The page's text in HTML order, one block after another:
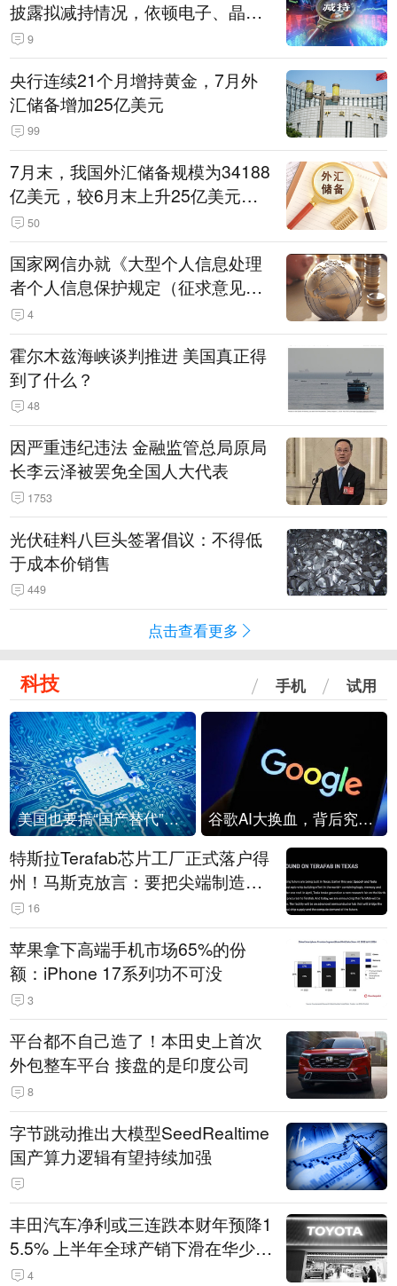
披露拟减持情况，依顿电子、晶华
微拟增持（表）
9
央行连续21个月增持黄金，7月外
汇储备增加25亿美元
99
7月末，我国外汇储备规模为34188
亿美元，较6月末上升25亿美元，
升幅为0.07%
50
国家网信办就《大型个人信息处理
者个人信息保护规定（征求意见
稿）》公开征求意见
4
霍尔木兹海峡谈判推进 美国真正得
到了什么？
48
因严重违纪违法 金融监管总局原局
长李云泽被罢免全国人大代表
1753
光伏硅料八巨头签署倡议：不得低
于成本价销售
449
点击查看更多
科技 手机 试用
美国也要搞“国产替代”？先算清三笔账 谷歌AI大换血，背后究竟发生了什么？
特斯拉Terafab芯片工厂正式落户得
州！马斯克放言：要把尖端制造带
回美国
16
苹果拿下高端手机市场65%的份
额：iPhone 17系列功不可没
3
平台都不自己造了！本田史上首次
外包整车平台 接盘的是印度公司
8
字节跳动推出大模型SeedRealtime
国产算力逻辑有望持续加强
丰田汽车净利或三连跌本财年预降1
5.5% 上半年全球产销下滑在华少卖
14.3万辆
4